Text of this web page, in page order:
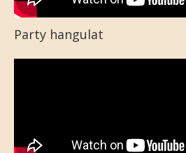
Party hangulat